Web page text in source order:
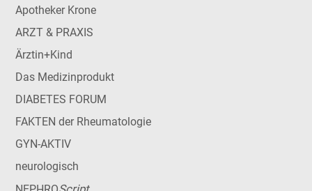
Apotheker Krone
ARZT & PRAXIS
Ärztin+Kind
Das Medizinprodukt
DIABETES FORUM
FAKTEN der Rheumatologie
GYN-AKTIV
neurologisch